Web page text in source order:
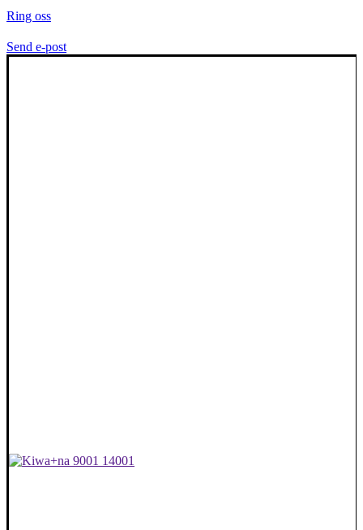
Ring oss
Send e-post